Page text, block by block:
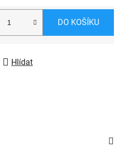
DO KOŠÍKU
Hlídat